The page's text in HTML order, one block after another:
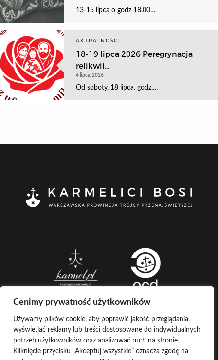
Cenimy prywatność użytkowników
Używamy plików cookie, aby poprawić jakość przeglądania,
wyświetlać reklamy lub treści dostosowane do indywidualnych
potrzeb użytkowników oraz analizować ruch na stronie.
Kliknięcie przycisku „Akceptuj wszystkie” oznacza zgodę na
13-15 lipca o godz 18.00…
AKTUALNOŚCI
18-19 lipca 2026 Peregrynacja
relikwii...
4 lipca, 2026
Od soboty, 18 lipca, godz.…
CREATED BY
COPYRIGHT © KARMELICI BOSI LOG IN